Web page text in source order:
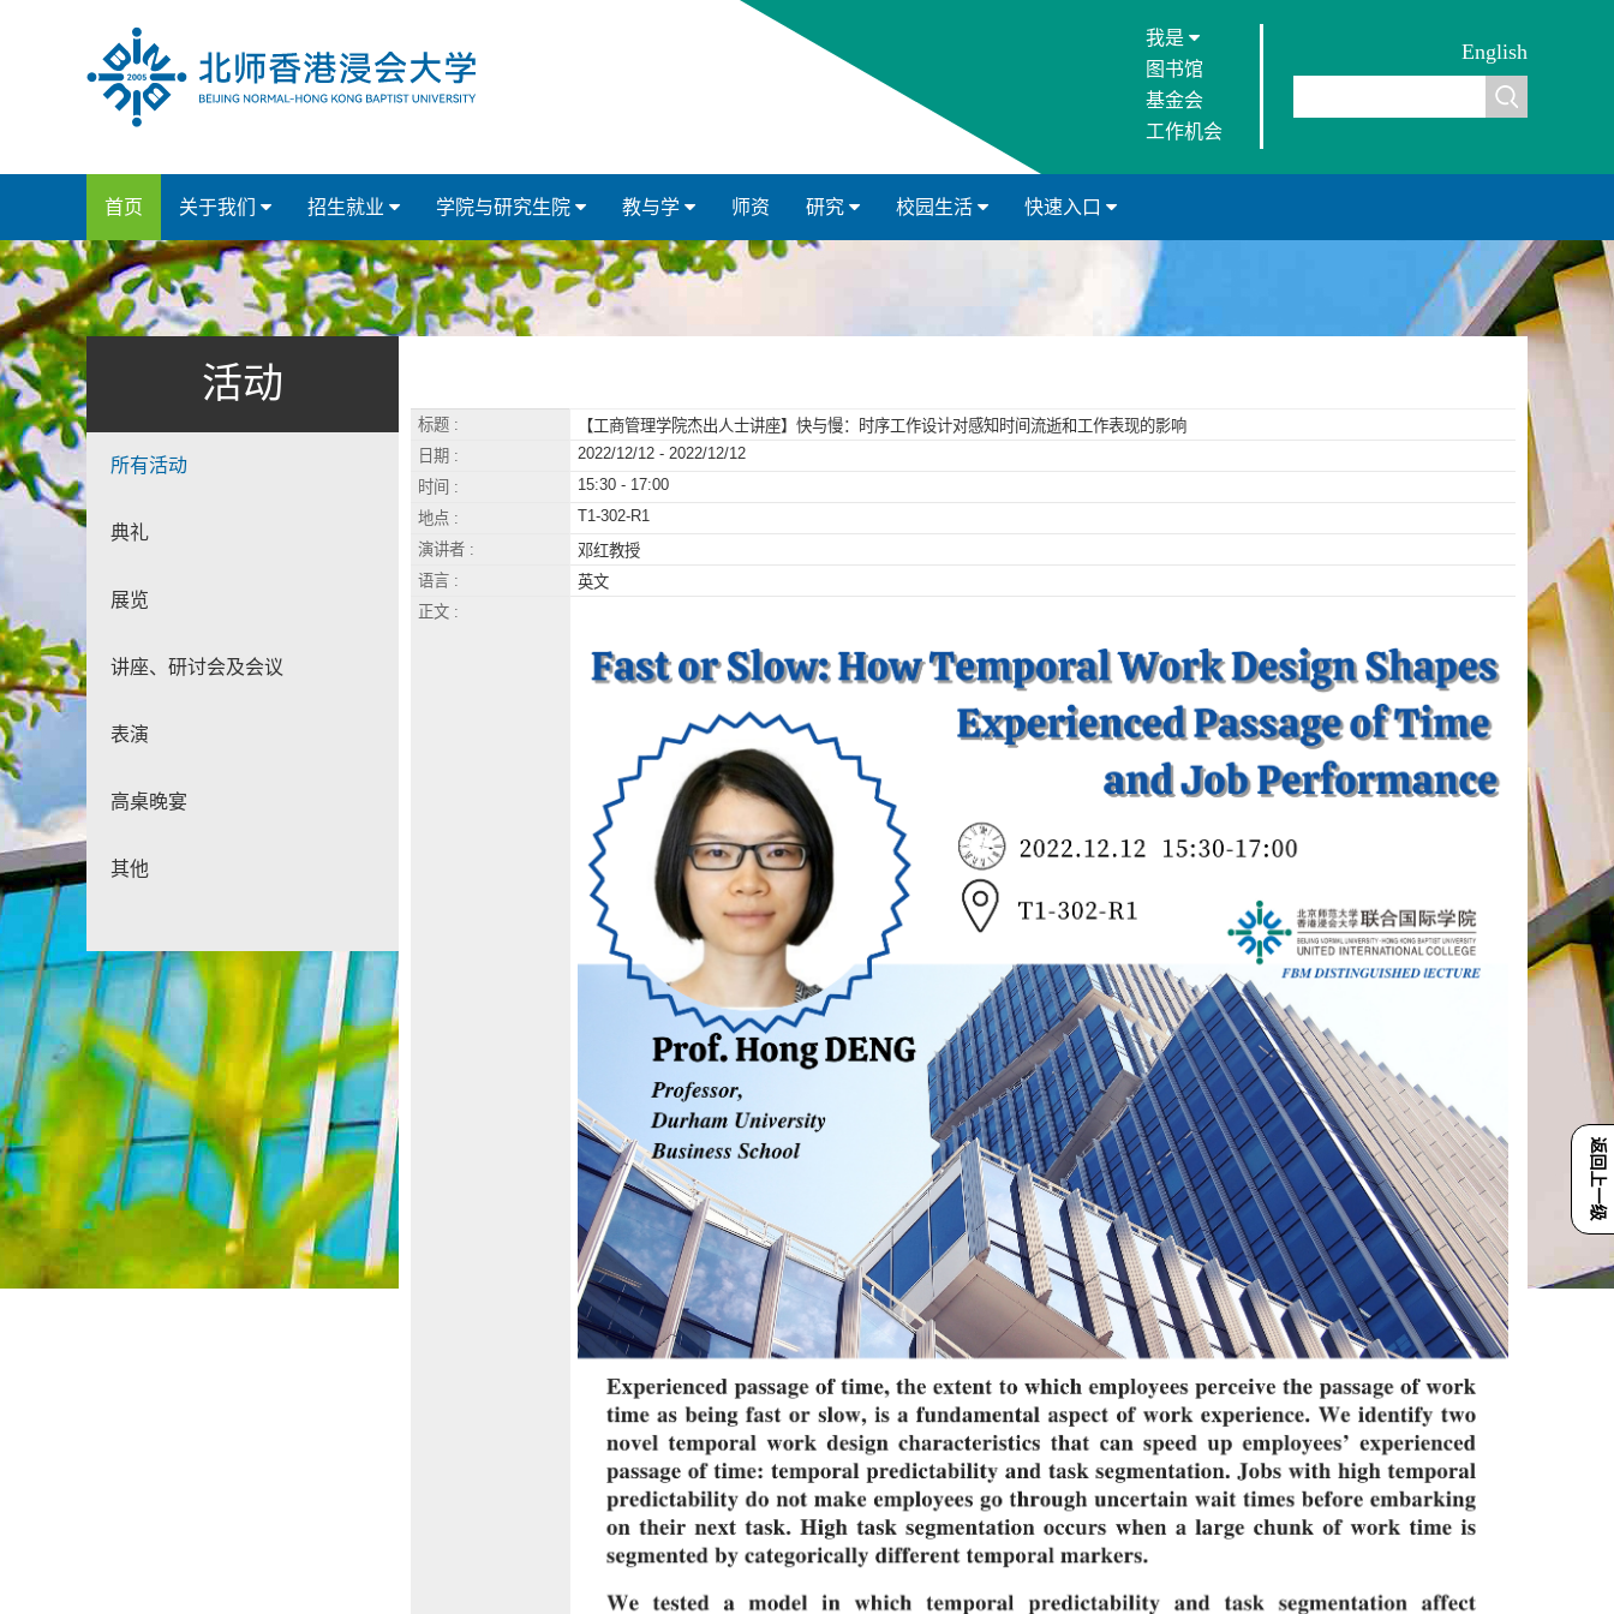
返回上一级
我是
图书馆
基金会
工作机会
English
首页 关于我们 招生就业 学院与研究生院 教与学 师资 研究 校园生活 快速入口
活动
所有活动
典礼
展览
讲座、研讨会及会议
表演
高桌晚宴
其他
标题 :
【工商管理学院杰出人士讲座】快与慢：时序工作设计对感知时间流逝和工作表现的影响
日期 :
2022/12/12 - 2022/12/12
时间 :
15:30 - 17:00
地点 :
T1-302-R1
演讲者 :
邓红教授
语言 :
英文
正文 :